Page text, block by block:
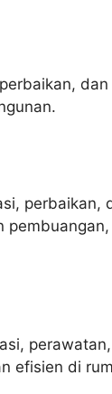
perbaikan,
efisien di